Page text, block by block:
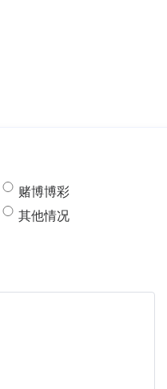
赌博博彩
其他情况